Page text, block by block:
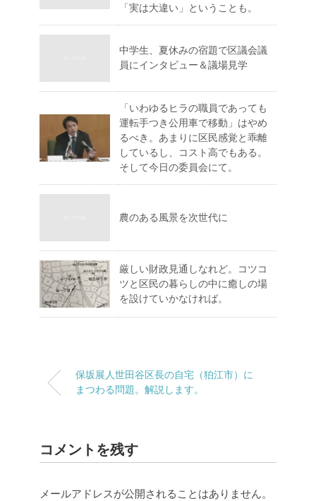
「実は大違い」ということも。
中学生、夏休みの宿題で区議会議
員にインタビュー＆議場見学
「いわゆるヒラの職員であっても
運転手つき公用車で移動」はやめ
るべき。あまりに区民感覚と乖離
しているし、コスト高でもある。
そして今日の委員会にて。
農のある風景を次世代に
厳しい財政見通しなれど。コツコ
ツと区民の暮らしの中に癒しの場
を設けていかなければ。
保坂展人世田谷区長の自宅（狛江市）に
まつわる問題。解説します。
コメントを残す
メールアドレスが公開されることはありません。